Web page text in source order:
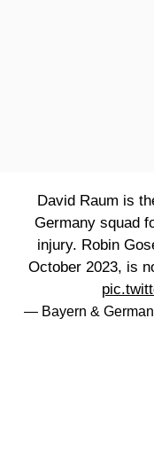
David Raum is
Germany squad
injury. Robin
October 2023, is
— Bayern &